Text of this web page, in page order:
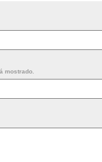
mostrado.